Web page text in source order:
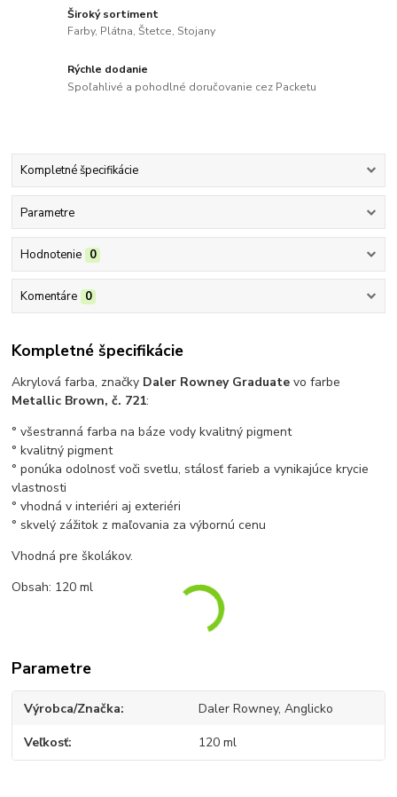
Široký sortiment
Farby, Plátna, Štetce, Stojany
Rýchle dodanie
Spoľahlivé a pohodlné doručovanie cez Packetu
Kompletné špecifikácie
Parametre
Hodnotenie 0
Komentáre 0
Kompletné špecifikácie
Akrylová farba, značky Daler Rowney Graduate vo farbe
Metallic Brown, č. 721:
° všestranná farba na báze vody kvalitný pigment
° kvalitný pigment
° ponúka odolnosť voči svetlu, stálosť farieb a vynikajúce krycie
vlastnosti
° vhodná v interiéri aj exteriéri
° skvelý zážitok z maľovania za výbornú cenu
Vhodná pre školákov.
Obsah: 120 ml
Parametre
Výrobca/Značka Daler Rowney, Anglicko
Veľkosť 120 ml